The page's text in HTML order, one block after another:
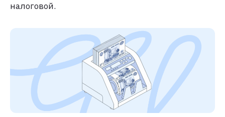
налоговой.